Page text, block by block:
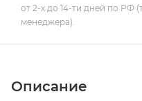
от 2-х до 14-ти дней по РФ
менеджера).
Описание